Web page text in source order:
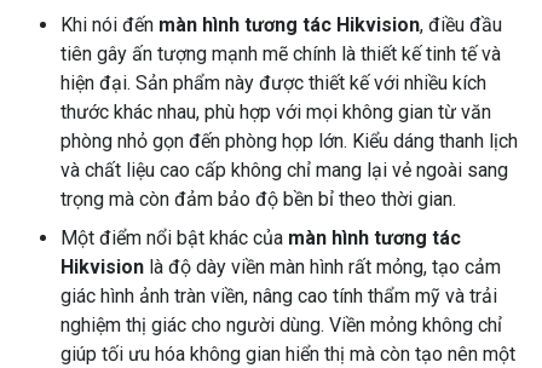
Khi nói đến màn hình tương tác Hikvision, điều đầu
tiên gây ấn tượng mạnh mẽ chính là thiết kế tinh tế và
hiện đại. Sản phẩm này được thiết kế với nhiều kích
thước khác nhau, phù hợp với mọi không gian từ văn
phòng nhỏ gọn đến phòng họp lớn. Kiểu dáng thanh lịch
và chất liệu cao cấp không chỉ mang lại vẻ ngoài sang
trọng mà còn đảm bảo độ bền bỉ theo thời gian.
Một điểm nổi bật khác của màn hình tương tác
Hikvision là độ dày viền màn hình rất mỏng, tạo cảm
giác hình ảnh tràn viền, nâng cao tính thẩm mỹ và trải
nghiệm thị giác cho người dùng. Viền mỏng không chỉ
giúp tối ưu hóa không gian hiển thị mà còn tạo nên một